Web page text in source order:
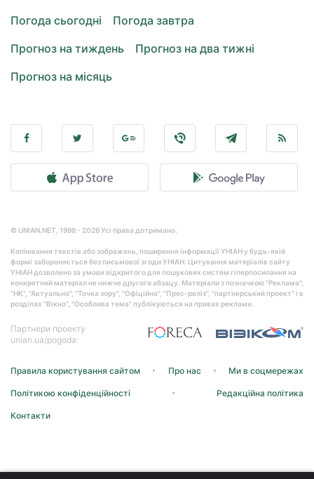
Погода сьогодні
Погода завтра
Прогноз на тиждень
Прогноз на два тижні
Прогноз на місяць
© UNIAN.NET, 1998 - 2026 Усі права дотримано.
Копіювання текстів або зображень, поширення інформації УНІАН у будь-якій
формі забороняється без письмової згоди УНІАН. Цитування матеріалів сайту
УНІАН дозволено за умови відкритого для пошукових систем гіперпосилання на
конкретний матеріал не нижче другого абзацу. Матеріали з позначкою "Реклама",
"НК", "Актуально", "Точка зору", "Офіційно", "Прес-реліз", "партнерський проект" і в
розділах "Вікно", "Особлива тема" публікуються на правах реклами.
Партнери проекту
unian.ua/pogoda:
Правила користування сайтом Про нас Ми в соцмережах
Політикою конфіденційності Редакційна політика
Контакти